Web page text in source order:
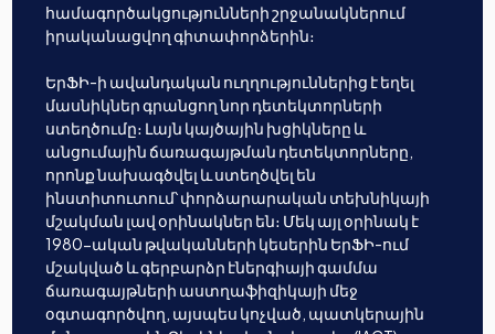
համագործակցությունների շրջանակներում
իրականացվող գիտափորձերին։
ԵրՖԻ-ի ավանդական ուղղություններից է եղել
մասնիկներ գրանցող նոր դետեկտորների
ստեղծումը։ Լայն կայծային խցիկները և
անցումային ճառագայթման դետեկտորները,
որոնք նախագծվել և ստեղծվել են
ինստիտուտում՝ փորձարարական տեխնիկայի
մշակման լավ օրինակներ են։ Մեկ այլ օրինակ է
1980-ական թվականների կեսերին ԵրՖԻ-ում
մշակված և գերբարձր էներգիայի գամմա
ճառագայթների աստղաֆիզիկայի մեջ
օգտագործվող, այսպես կոչված, պատկերային